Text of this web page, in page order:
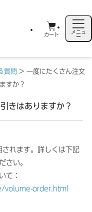
カート
メニュ
ー
質問 > 一度にたくさん注文
すか？
きはありますか？
れます。詳しくは下記
さい。
て：
order.html